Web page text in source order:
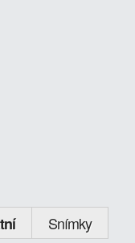
Snímky